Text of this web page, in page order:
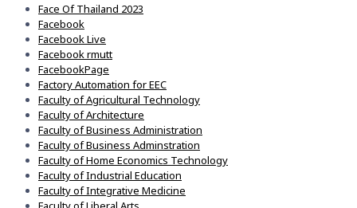
Face Of Thailand 2023
Facebook
Facebook Live
Facebook rmutt
FacebookPage
Factory Automation for EEC
Faculty of Agricultural Technology
Faculty of Architecture
Faculty of Business Administration
Faculty of Business Adminstration
Faculty of Home Economics Technology
Faculty of Industrial Education
Faculty of Integrative Medicine